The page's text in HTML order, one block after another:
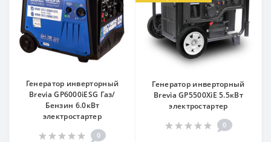
Генератор инверторный
Brevia GP6000iESG Газ/
Бензин 6.0кВт
электростартер
0
Генератор инверторный
Brevia GP5500XiE 5.5кВт
электростартер
0